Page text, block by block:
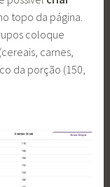
topo da página.
coloque
carnes,
da porção (150,